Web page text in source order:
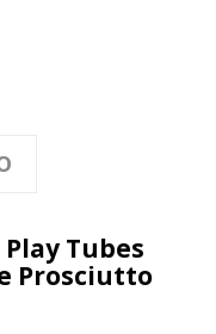
Tubes
Prosciutto